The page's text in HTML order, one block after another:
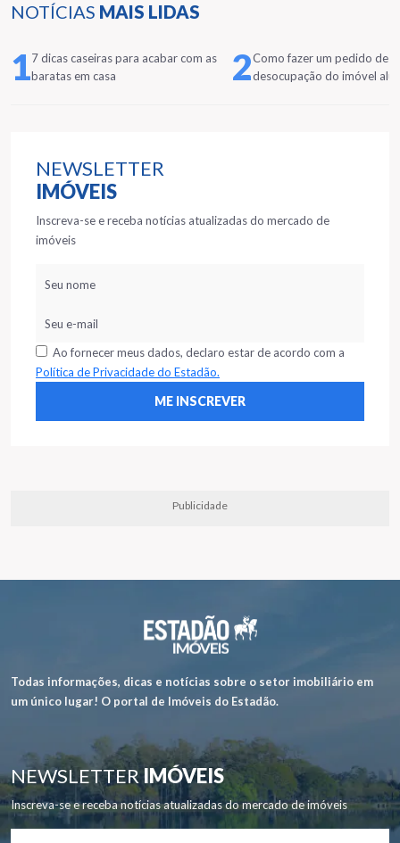
NOTÍCIAS MAIS LIDAS
17 dicas caseiras para acabar com as
baratas em casa
2Como fazer um pedido de
desocupação do imóvel
NEWSLETTER
IMÓVEIS
Inscreva-se e receba notícias atualizadas do mercado de
imóveis
Ao fornecer meus dados, declaro estar de acordo com a
Política de Privacidade do Estadão.
Publicidade
Todas informações, dicas e notícias sobre o setor imobiliário em
um único lugar! O portal de Imóveis do Estadão.
NEWSLETTERIMÓVEIS
Inscreva-se e receba notícias atualizadas do mercado de imóveis